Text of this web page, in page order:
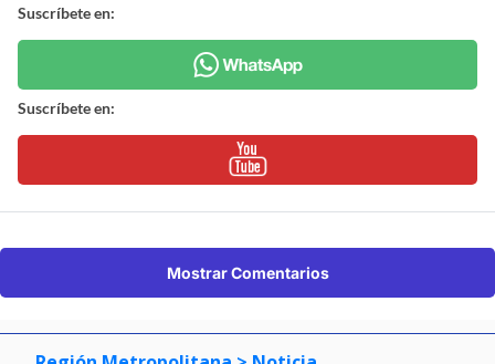
Suscríbete en:
Suscríbete en:
Mostrar Comentarios